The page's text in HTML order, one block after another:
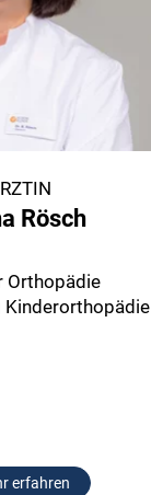
Rösch
Orthopädie
Kinderorthopädie
erfahren